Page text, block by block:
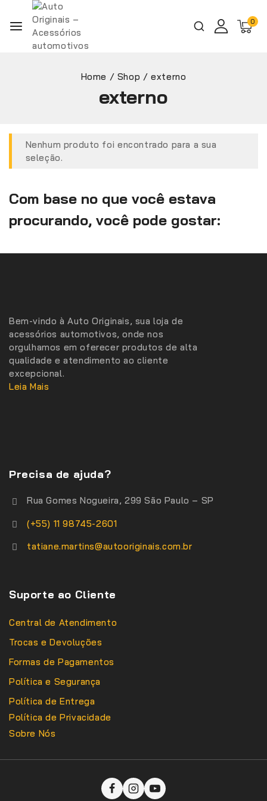
0
Home / Shop / externo
externo
Nenhum produto foi encontrado para a sua
seleção.
Com base no que você estava
procurando, você pode gostar:
Bem-vindo à Auto Originais, sua loja de
acessórios automotivos, onde nos
orgulhamos em oferecer produtos de alta
qualidade e atendimento ao cliente
excepcional.
Leia Mais
Precisa de ajuda?
Rua Gomes Nogueira, 299 São Paulo – SP
(+55) 11 98745-2601
tatiane.martins@autooriginais.com.br
Suporte ao Cliente
Central de Atendimento
Trocas e Devoluções
Formas de Pagamentos
Política e Segurança
Política de Entrega
Política de Privacidade
Sobre Nós